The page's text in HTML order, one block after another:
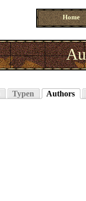
Home
Typen
Authors